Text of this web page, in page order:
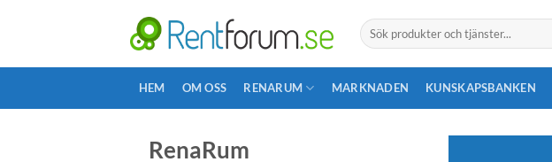
Search
for:
HEM OM OSS RENARUM MARKNADEN KUNSKAPSBANKEN
RenaRum